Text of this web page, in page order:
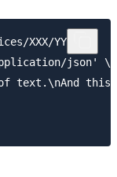
XXX/YYY/ZZZ
json' \
text.\nAnd this